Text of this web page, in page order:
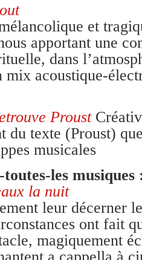
et
apportant une
dans
acoustique-
Proust
du texte (Proust)
musicales
les musiques
la nuit
leur décerner
ont fait
magiquement